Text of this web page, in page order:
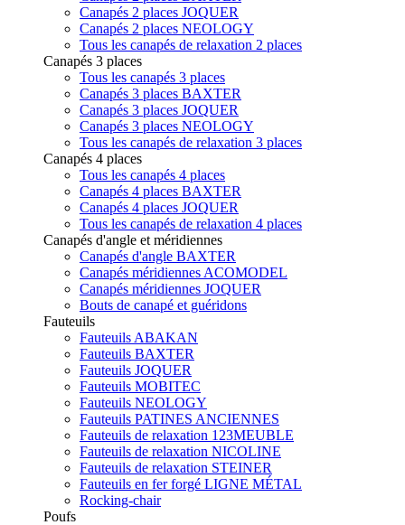
Canapés 2 places JOQUER
Canapés 2 places NEOLOGY
Tous les canapés de relaxation 2 places
Canapés 3 places
Tous les canapés 3 places
Canapés 3 places BAXTER
Canapés 3 places JOQUER
Canapés 3 places NEOLOGY
Tous les canapés de relaxation 3 places
Canapés 4 places
Tous les canapés 4 places
Canapés 4 places BAXTER
Canapés 4 places JOQUER
Tous les canapés de relaxation 4 places
Canapés d'angle et méridiennes
Canapés d'angle BAXTER
Canapés méridiennes ACOMODEL
Canapés méridiennes JOQUER
Bouts de canapé et guéridons
Fauteuils
Fauteuils ABAKAN
Fauteuils BAXTER
Fauteuils JOQUER
Fauteuils MOBITEC
Fauteuils NEOLOGY
Fauteuils PATINES ANCIENNES
Fauteuils de relaxation 123MEUBLE
Fauteuils de relaxation NICOLINE
Fauteuils de relaxation STEINER
Fauteuils en fer forgé LIGNE MÉTAL
Rocking-chair
Poufs